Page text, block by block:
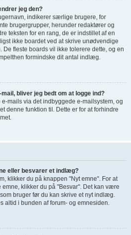
jeg den?
indikerer særlige brugere, for
brugergrupper, herunder redaktører og
teksten for en rang, de er indstillet af en
ikke boardet ved at skrive unødvendige
fleste boards vil ikke tolerere dette, og en
formindske dit antal indlæg.
bliver jeg bedt om at logge ind?
mails via det indbyggede e-mailsystem, og
denne funktion til. Dette er for at forhindre
eller besvarer et indlæg?
klikker du på knappen "Nyt emne". For at
klikker du på "Besvar". Det kan være
bruger før du kan skrive et nyt indlæg.
altid i bunden af forum- og emnesiden.